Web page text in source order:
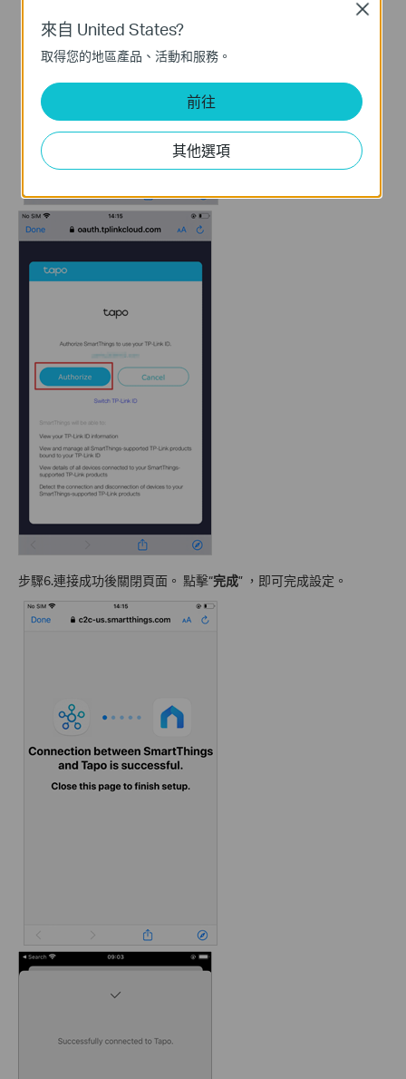
步驟6.連接成功後關閉頁面。 點擊“完成” ，即可完成設定。
來自 United States?
取得您的地區產品、活動和服務。
前往
其他選項
Close